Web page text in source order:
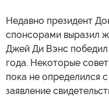
Недавно президент
спонсорами выразил
Джей Ди Вэнс победил
года. Некоторые
пока не определился
заявление